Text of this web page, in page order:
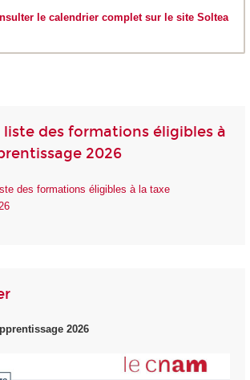
le calendrier complet sur le site Soltea
liste des formations éligibles à
2026
des formations éligibles à la taxe
2026